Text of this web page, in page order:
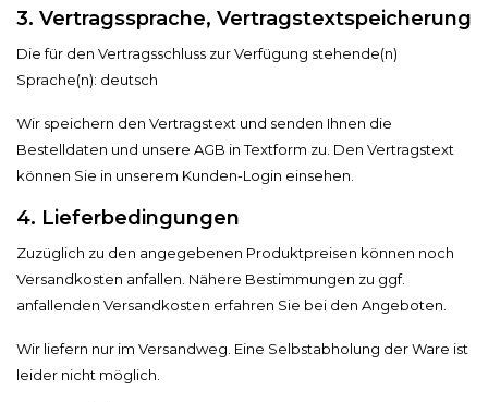
3. Vertragssprache, Vertragstextspeicherung
Die für den Vertragsschluss zur Verfügung stehende(n)
Sprache(n): deutsch
Wir speichern den Vertragstext und senden Ihnen die
Bestelldaten und unsere AGB in Textform zu. Den Vertragstext
können Sie in unserem Kunden-Login einsehen.
4. Lieferbedingungen
Zuzüglich zu den angegebenen Produktpreisen können noch
Versandkosten anfallen. Nähere Bestimmungen zu ggf.
anfallenden Versandkosten erfahren Sie bei den Angeboten.
Wir liefern nur im Versandweg. Eine Selbstabholung der Ware ist
leider nicht möglich.